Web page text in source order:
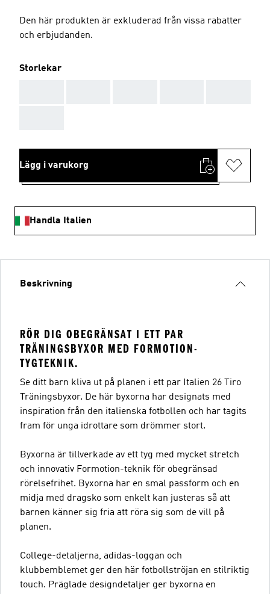
Den här produkten är exkluderad från vissa rabatter
och erbjudanden.
Storlekar
Lägg i varukorg
Handla Italien
Beskrivning
RÖR DIG OBEGRÄNSAT I ETT PAR
TRÄNINGSBYXOR MED FORMOTION-
TYGTEKNIK.
Se ditt barn kliva ut på planen i ett par Italien 26 Tiro
Träningsbyxor. De här byxorna har designats med
inspiration från den italienska fotbollen och har tagits
fram för unga idrottare som drömmer stort.
Byxorna är tillverkade av ett tyg med mycket stretch
och innovativ Formotion-teknik för obegränsad
rörelsefrihet. Byxorna har en smal passform och en
midja med dragsko som enkelt kan justeras så att
barnen känner sig fria att röra sig som de vill på
planen.
College-detaljerna, adidas-loggan och
klubbemblemet ger den här fotbollströjan en stilriktig
touch. Präglade designdetaljer ger byxorna en